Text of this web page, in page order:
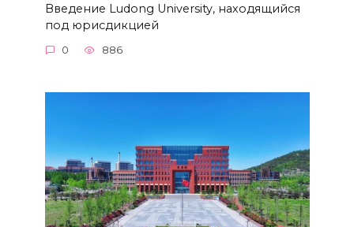
Введение Ludong University, находящийся
под юрисдикцией
0 886